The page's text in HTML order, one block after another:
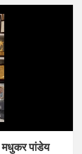
मधुकर पांडेय